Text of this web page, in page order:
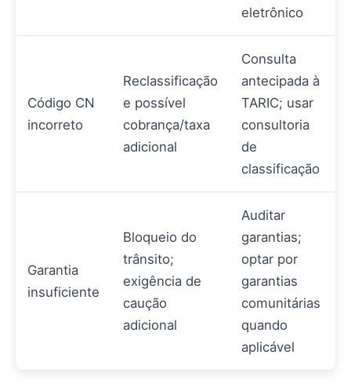
eletrônico
Código CN
incorreto
Reclassificação
e possível
cobrança/taxa
adicional
Consulta
antecipada à
TARIC; usar
consultoria
de
classificação
Garantia
insuficiente
Bloqueio do
trânsito;
exigência de
caução
adicional
Auditar
garantias;
optar por
garantias
comunitárias
quando
aplicável